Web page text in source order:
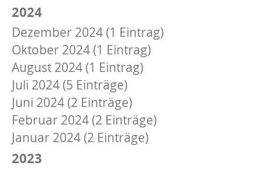
2024
Dezember 2024 (1 Eintrag)
Oktober 2024 (1 Eintrag)
August 2024 (1 Eintrag)
Juli 2024 (5 Einträge)
Juni 2024 (2 Einträge)
Februar 2024 (2 Einträge)
Januar 2024 (2 Einträge)
2023